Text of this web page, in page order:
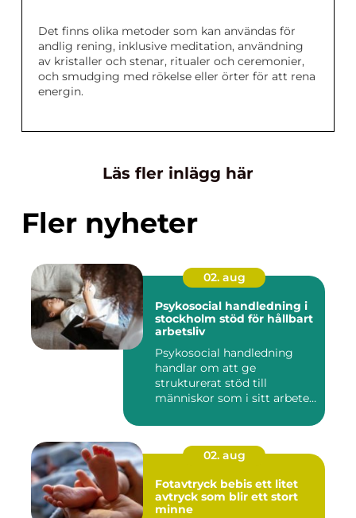
Det finns olika metoder som kan användas för
andlig rening, inklusive meditation, användning
av kristaller och stenar, ritualer och ceremonier,
och smudging med rökelse eller örter för att rena
energin.
Läs fler inlägg här
Fler nyheter
02. aug
Psykosocial handledning i
stockholm stöd för hållbart
arbetsliv
Psykosocial handledning
handlar om att ge
strukturerat stöd till
människor som i sitt arbete
02. aug
Fotavtryck bebis ett litet
avtryck som blir ett stort
minne